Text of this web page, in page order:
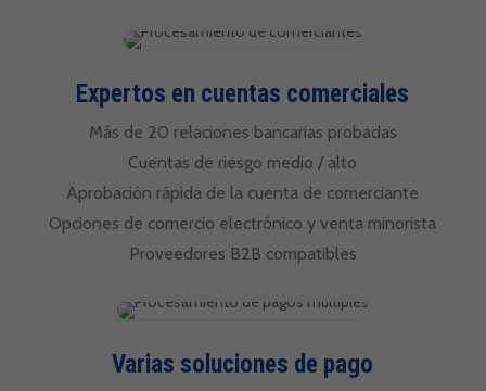
Expertos en cuentas comerciales
Más de 20 relaciones bancarias probadas
Cuentas de riesgo medio / alto
Aprobación rápida de la cuenta de comerciante
Opciones de comercio electrónico y venta minorista
Proveedores B2B compatibles
Varias soluciones de pago